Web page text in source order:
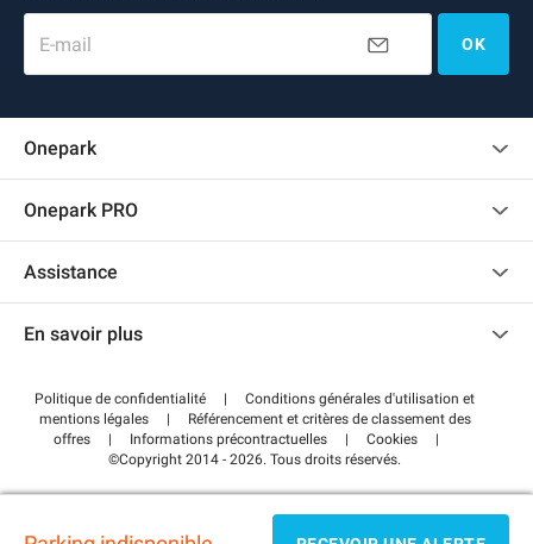
E-mail OK
Onepark
Recrutement
Onepark PRO
Accéder à mon espace partenaire
Assistance
Centre d'aide
Régler votre stationnement FLOW
En savoir plus
Wiki
Guide du stationnement
Politique de confidentialité |
Conditions générales d'utilisation et
mentions légales
|
Référencement et critères de classement des
offres
| Informations précontractuelles | Cookies
|
©Copyright 2014 - 2026. Tous droits réservés.